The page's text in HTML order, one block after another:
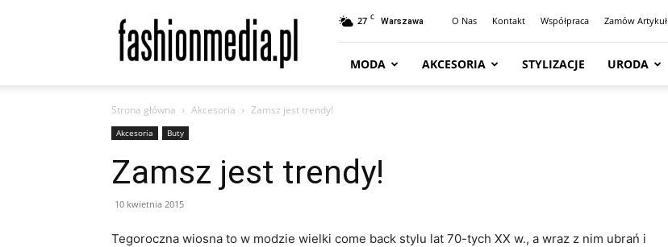
Moda
Styl
|
|
Design
27 C Warszawa O Nas Kontakt Współpraca Zamów Artykuł
MODA AKCESORIA STYLIZACJE URODA
Strona główna Akcesoria Zamsz jest trendy!
Akcesoria Buty
Zamsz jest trendy!
10 kwietnia 2015
Tegoroczna wiosna to w modzie wielki come back stylu lat 70-tych XX w., a wraz z nim ubrań i